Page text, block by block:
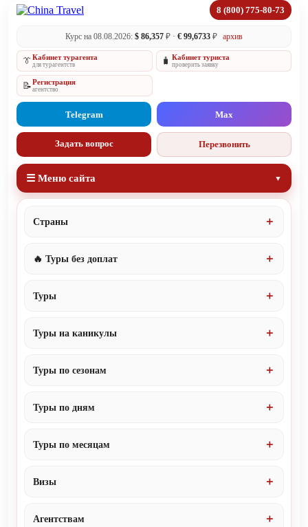
8 (800) 775-80-73
Курс на 08.08.2026: $ 86,357 ₽ · € 99,6733 ₽ архив
👔Кабинет турагента
для турагентств 🧳 Кабинет туриста
проверить заявку
📝Регистрация
агентство
Telegram Max
Задать вопрос Перезвонить
☰ Меню сайта
Страны
🔥 Туры без доплат
Туры
Туры на каникулы
Туры по сезонам
Туры по дням
Туры по месяцам
Визы
Агентствам